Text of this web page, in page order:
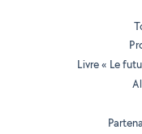
Livre « Le